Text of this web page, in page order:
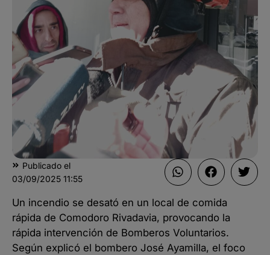
Publicado el
03/09/2025 11:55
Un incendio se desató en un local de comida
rápida de Comodoro Rivadavia, provocando la
rápida intervención de Bomberos Voluntarios.
Según explicó el bombero José Ayamilla, el foco